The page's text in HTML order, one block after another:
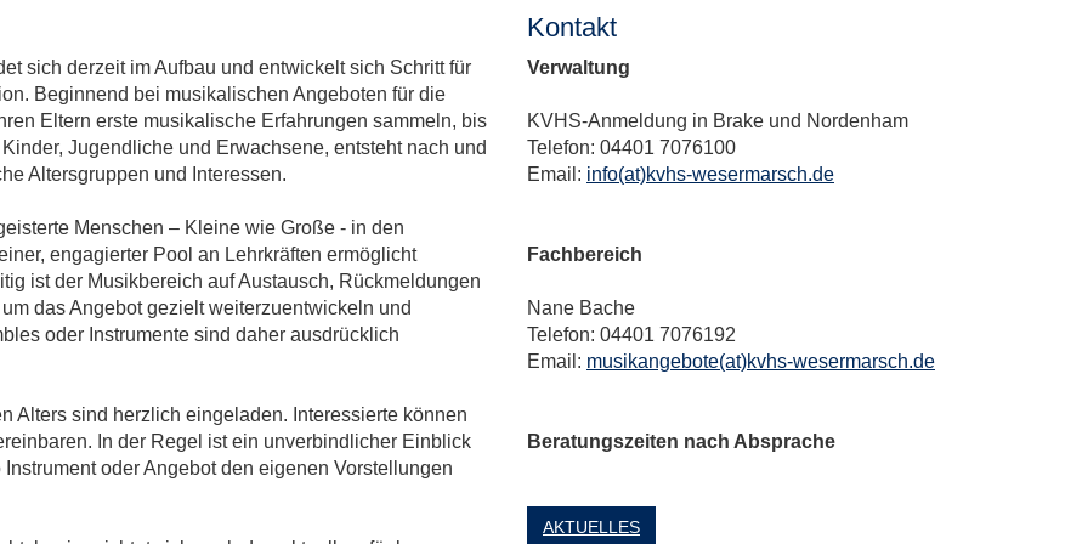
sich derzeit im Aufbau und entwickelt sich Schritt für
Beginnend bei musikalischen Angeboten für die
Eltern erste musikalische Erfahrungen sammeln, bis
Jugendliche und Erwachsene, entsteht nach und
Altersgruppen und Interessen.
Menschen – Kleine wie Große - in den
engagierter Pool an Lehrkräften ermöglicht
ist der Musikbereich auf Austausch, Rückmeldungen
das Angebot gezielt weiterzuentwickeln und
oder Instrumente sind daher ausdrücklich
Alters sind herzlich eingeladen. Interessierte können
In der Regel ist ein unverbindlicher Einblick
oder Angebot den eigenen Vorstellungen
Kontakt
Verwaltung
KVHS-Anmeldung in Brake und Nordenham
Telefon: 04401 7076100
Email: info(at)kvhs-wesermarsch.de
Fachbereich
Nane Bache
Telefon: 04401 7076192
Email: musikangebote(at)kvhs-wesermarsch.de
Beratungszeiten nach Absprache
AKTUELLES